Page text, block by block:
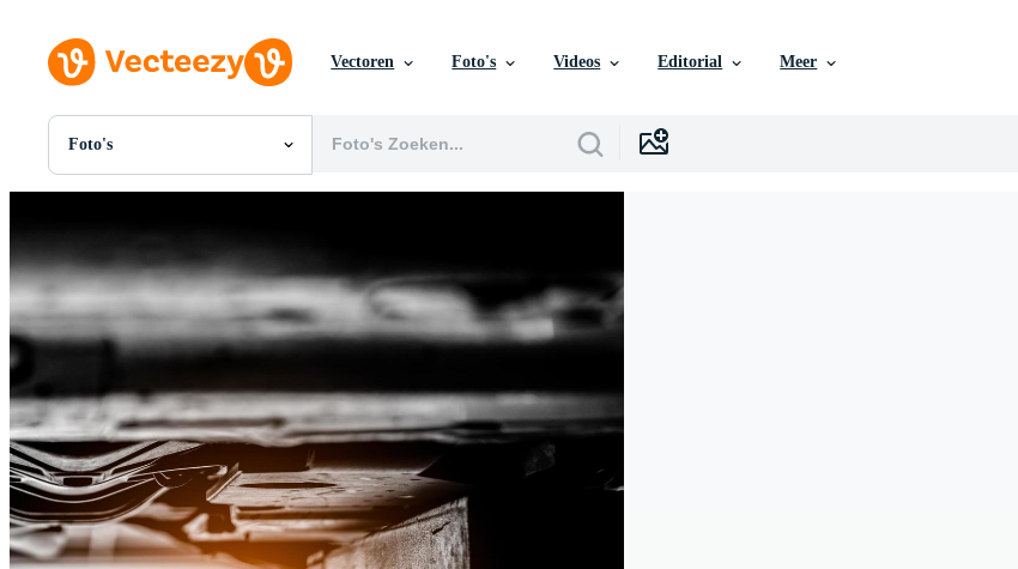
Vectoren Foto's Videos Editorial Meer
Foto's
Alle Afbeeldingen
SVGs
Videos
Redactionele Afbeeldingen
Redactionele Evenementen